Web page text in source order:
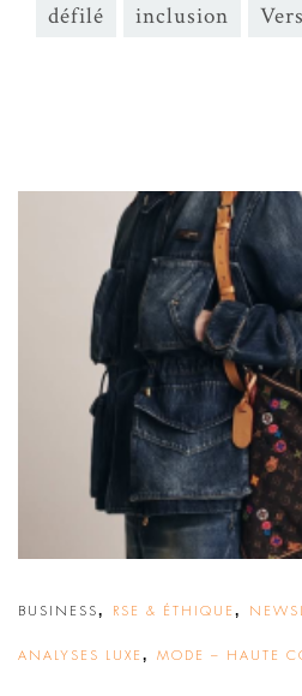
défilé inclusion
BUSINESS, RSE & ÉTHIQUE ,
ANALYSES LUXE , MODE – HAUTE